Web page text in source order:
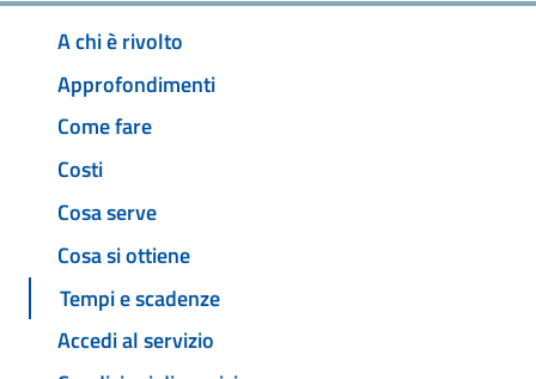
A chi è rivolto
Approfondimenti
Come fare
Costi
Cosa serve
Cosa si ottiene
Tempi e scadenze
Accedi al servizio